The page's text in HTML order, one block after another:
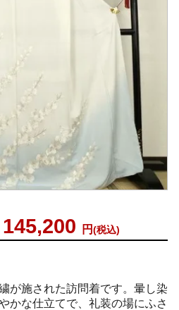
145,200 円(税込)
が施された訪問着です。暈し染
かな仕立てで、礼装の場にふさ